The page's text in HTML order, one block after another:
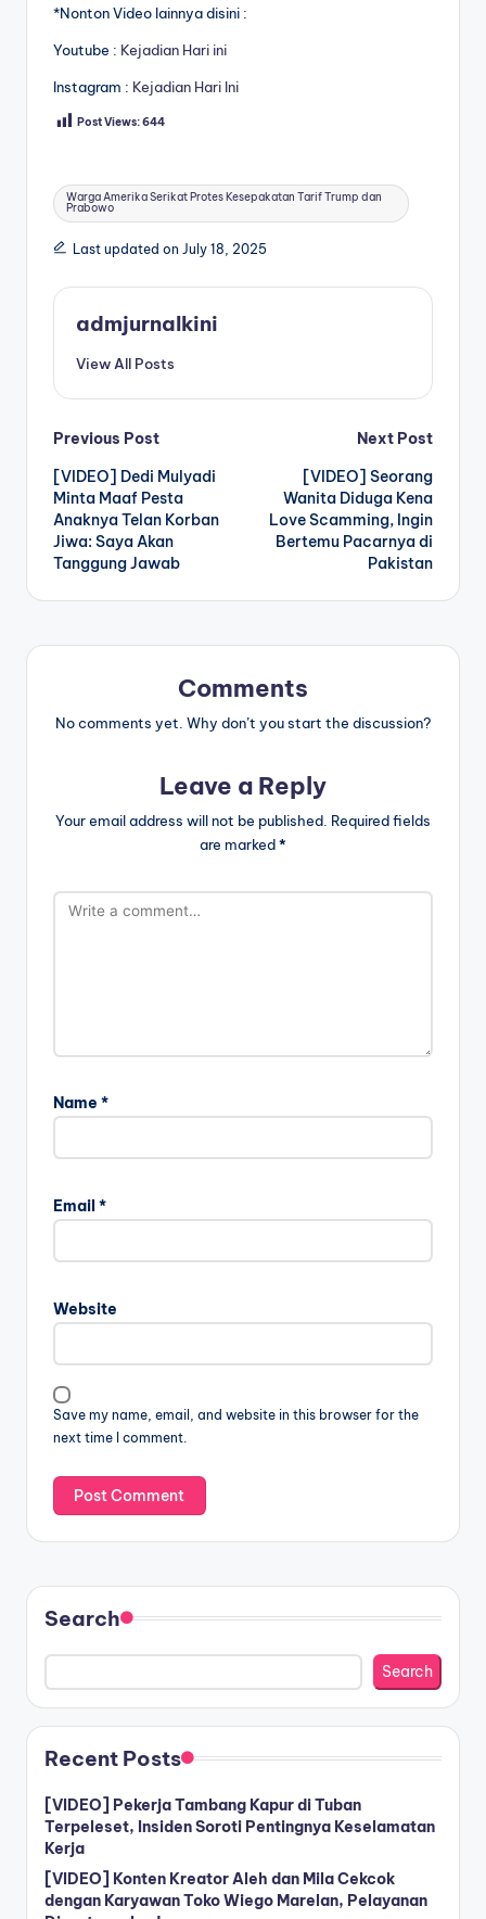
*Nonton Video lainnya disini :
Youtube : Kejadian Hari ini
Instagram : Kejadian Hari Ini
Post Views:644
Tags:
Warga Amerika Serikat Protes Kesepakatan Tarif Trump dan
Prabowo
Last updated on July 18, 2025
admjurnalkini
View All Posts
Post
navigation
Previous Post
[VIDEO] Dedi Mulyadi
Minta Maaf Pesta
Anaknya Telan Korban
Jiwa: Saya Akan
Tanggung Jawab
Next Post
[VIDEO] Seorang
Wanita Diduga Kena
Love Scamming, Ingin
Bertemu Pacarnya di
Pakistan
Comments
No comments yet. Why don’t you start the discussion?
Leave a Reply
Your email address will not be published. Required fields
are marked*
Name *
Email *
Website
Save my name, email, and website in this browser for the
next time I comment.
Search
Search
Recent Posts
[VIDEO] Pekerja Tambang Kapur di Tuban
Terpeleset, Insiden Soroti Pentingnya Keselamatan
Kerja
[VIDEO] Konten Kreator Aleh dan Mila Cekcok
dengan Karyawan Toko Wiego Marelan, Pelayanan